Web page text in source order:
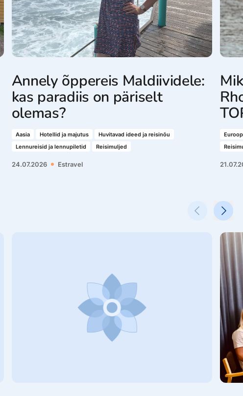
Annely õppereis Maldiividele:
kas paradiis on päriselt
olemas?
Aasia Hotellid ja majutus
Huvitavad ideed ja reisinõu
Lennureisid ja lennupiletid
Reisimuljed
24.07.2026 Estravel